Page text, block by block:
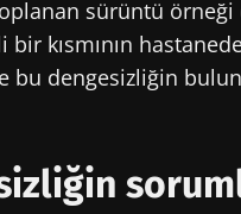
sürüntü
kısmının
dengesizliğin
kal!
haberlerden
alın.